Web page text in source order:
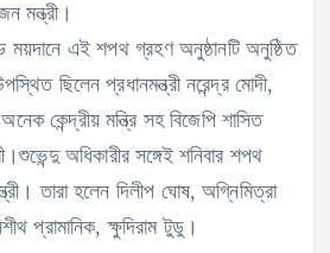
মন্ত্রী।
ময়দানে এই শপথ গ্রহণ অনুষ্ঠানটি অনুষ্ঠিত
ছিলেন প্রধানমন্ত্রী নরেন্দ্র মোদী,
কেন্দ্রীয় মন্ত্রি সহ বিজেপি শাসিত
অধিকারীর সঙ্গেই শনিবার শপথ
তারা হলেন দিলীপ ঘোষ, অগ্নিমিত্রা
প্রামানিক, ক্ষুদিরাম টুডু।